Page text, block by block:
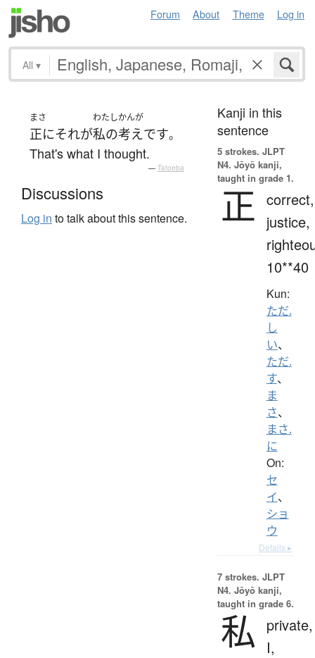
Forum About Theme Log in
All ▾
まさ
正にそれが
わたし
私の
かんが
考えです。
That's what I thought.
— Tatoeba
Discussions
Log in to talk about this sentence.
Kanji in this
sentence
5 strokes. JLPT
N4. Jōyō kanji,
taught in grade 1.
正 correct,
justice,
10**40
Kun:
ただ.
し
い、
ただ.
す、
ま
さ、
まさ.
に
On:
セ
イ、
ショ
ウ
Details ▸
7 strokes. JLPT
N4. Jōyō kanji,
taught in grade 6.
私
private,
I,